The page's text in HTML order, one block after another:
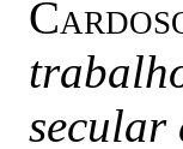
secular